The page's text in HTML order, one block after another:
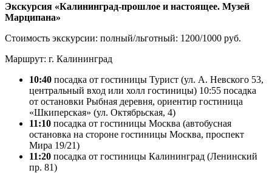
Экскурсия «Калининград-прошлое и настоящее. Музей
Марципана»
Стоимость экскурсии: полный/льготный: 1200/1000 руб.
Маршрут: г. Калининград
10:40 посадка от гостиницы Турист (ул. А. Невского 53,
центральный вход или холл гостиницы) 10:55 посадка
от остановки Рыбная деревня, ориентир гостиница
«Шкиперская» (ул. Октябрьская, 4)
11:10 посадка от гостиницы Москва (автобусная
остановка на стороне гостиницы Москва, проспект
Мира 19/21)
11:20 посадка от гостиницы Калининград (Ленинский
пр. 81)